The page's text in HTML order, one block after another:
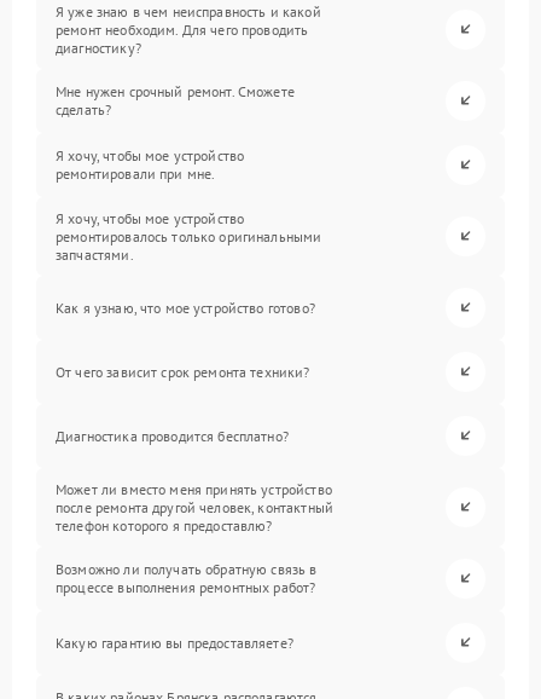
Я уже знаю в чем неисправность и какой
ремонт необходим. Для чего проводить
диагностику?
Мне нужен срочный ремонт. Сможете
сделать?
Я хочу, чтобы мое устройство
ремонтировали при мне.
Я хочу, чтобы мое устройство
ремонтировалось только оригинальными
запчастями.
Как я узнаю, что мое устройство готово?
От чего зависит срок ремонта техники?
Диагностика проводится бесплатно?
Может ли вместо меня принять устройство
после ремонта другой человек, контактный
телефон которого я предоставлю?
Возможно ли получать обратную связь в
процессе выполнения ремонтных работ?
Какую гарантию вы предоставляете?